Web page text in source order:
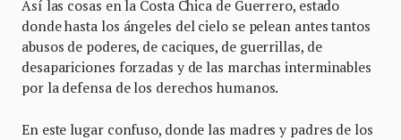
Así las cosas en la Costa Chica de Guerrero, estado
donde hasta los ángeles del cielo se pelean antes tantos
abusos de poderes, de caciques, de guerrillas, de
desapariciones forzadas y de las marchas interminables
por la defensa de los derechos humanos.
En este lugar confuso, donde las madres y padres de los